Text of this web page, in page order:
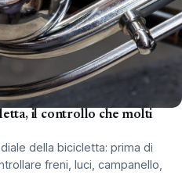
il controllo che molti
della bicicletta: prima di
freni, luci, campanello,